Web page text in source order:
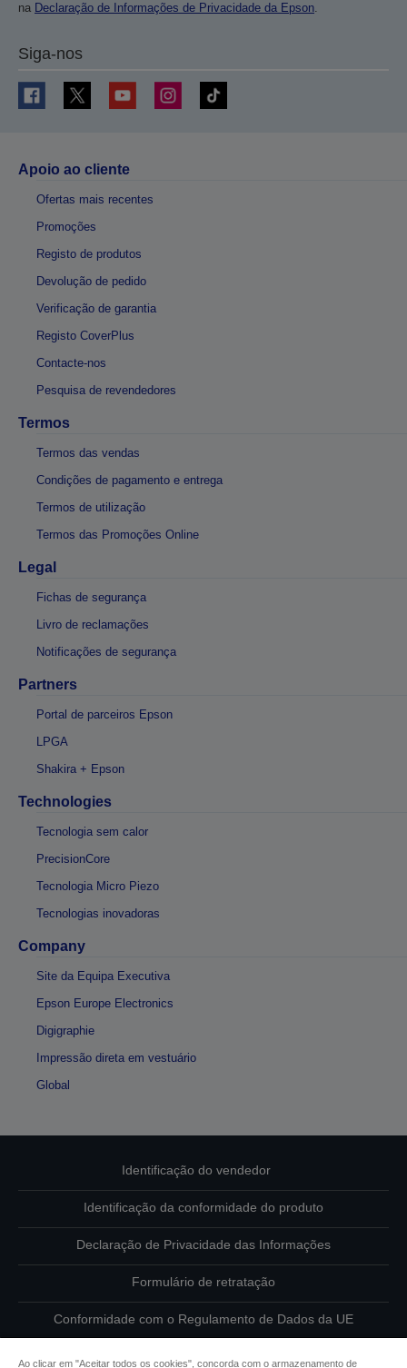
na Declaração de Informações de Privacidade da Epson.
Siga-nos
Apoio ao cliente
Ofertas mais recentes
Promoções
Registo de produtos
Devolução de pedido
Verificação de garantia
Registo CoverPlus
Contacte-nos
Pesquisa de revendedores
Termos
Termos das vendas
Condições de pagamento e entrega
Termos de utilização
Termos das Promoções Online
Legal
Fichas de segurança
Livro de reclamações
Notificações de segurança
Partners
Portal de parceiros Epson
LPGA
Shakira + Epson
Technologies
Tecnologia sem calor
PrecisionCore
Tecnologia Micro Piezo
Tecnologias inovadoras
Company
Site da Equipa Executiva
Epson Europe Electronics
Digigraphie
Impressão direta em vestuário
Global
Identificação do vendedor
Identificação da conformidade do produto
Declaração de Privacidade das Informações
Formulário de retratação
Conformidade com o Regulamento de Dados da UE
Ao clicar em "Aceitar todos os cookies", concorda com o armazenamento de